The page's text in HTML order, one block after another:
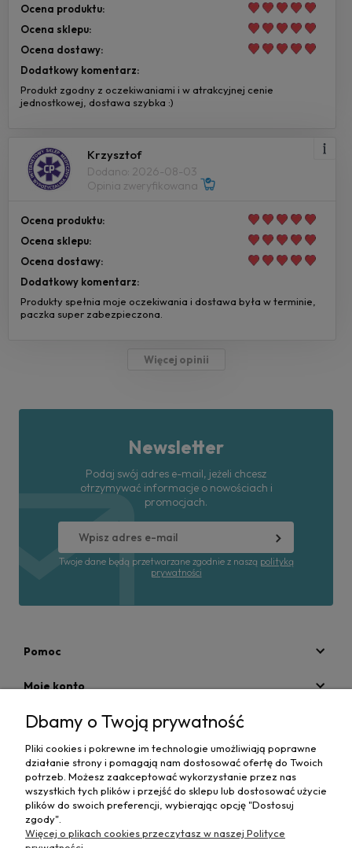
Ocena produktu:
Ocena sklepu:
Ocena dostawy:
Dodatkowy komentarz:
Produkt zgodny z oczekiwaniami i w atrakcyjnej cenie
jednostkowej, dostawa szybka :)
Krzysztof
Dodano: 2026-08-03
Opinia zweryfikowana
Ocena produktu:
Ocena sklepu:
Ocena dostawy:
Dodatkowy komentarz:
Produkty spełnia moje oczekiwania i dostawa była w terminie,
paczka super zabezpieczona.
Więcej opinii
Newsletter
Podaj swój adres e-mail, jeżeli chcesz
otrzymywać informacje o nowościach i
promocjach.
Twoje dane będą przetwarzane zgodnie z naszą polityką
prywatności
Pomoc
Moje konto
Płatności i dostawa
Informacje
O nas
Dbamy o Twoją prywatność
Pliki cookies i pokrewne im technologie umożliwiają poprawne
działanie strony i pomagają nam dostosować ofertę do Twoich
potrzeb. Możesz zaakceptować wykorzystanie przez nas
wszystkich tych plików i przejść do sklepu lub dostosować użycie
plików do swoich preferencji, wybierając opcję "Dostosuj
zgody".
Więcej o plikach cookies przeczytasz w naszej Polityce